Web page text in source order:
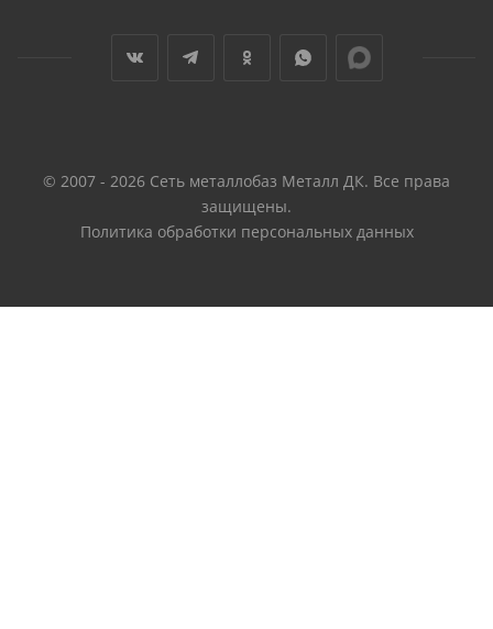
© 2007 - 2026 Сеть металлобаз Металл ДК. Все права
защищены.
Политика обработки персональных данных